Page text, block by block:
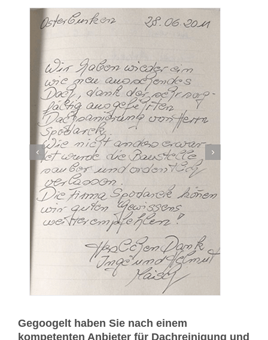
Gegoogelt haben Sie nach einem
kompetenten Anbieter für Dachreinigung und